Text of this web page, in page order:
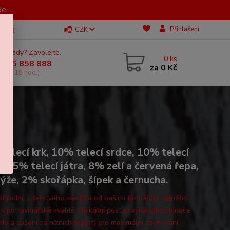
...
Blog CZK Přihlášení
si rady? Zavolejte.
605 858 888
11-18 hod.)
0 ks
za 0 Kč
telecí krk, 10% telecí srdce, 10% telecí
5% telecí játra, 8% zelí a červená řepa,
2% skořápka, šípek a černucha.
z čerstvého masíčka od našich farmářů(z volného
potravinářské kvalitě. Unikátní postup výroby(kombinace
a sušení za nízních teplot) pro maximální zachování